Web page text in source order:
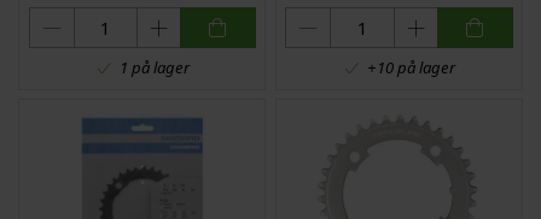
1 på lager +10 på lager